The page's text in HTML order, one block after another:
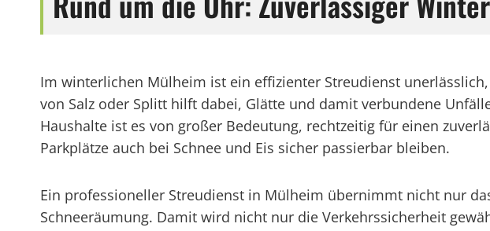
Im winterlichen Mülheim ist ein effizienter Streudienst
von Salz oder Splitt hilft dabei, Glätte und damit verbundene
Haushalte ist es von großer Bedeutung, rechtzeitig für einen
Parkplätze auch bei Schnee und Eis sicher passierbar bleiben.
Ein professioneller Streudienst in Mülheim übernimmt nicht nur
Schneeräumung. Damit wird nicht nur die Verkehrssicherheit